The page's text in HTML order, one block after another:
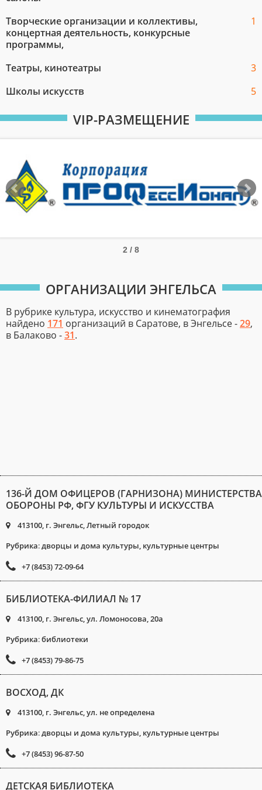
Творческие организации и коллективы,
концертная деятельность, конкурсные
программы,
1
Театры, кинотеатры
3
Школы искусств
5
VIP-РАЗМЕЩЕНИЕ
2 / 8
ОРГАНИЗАЦИИ ЭНГЕЛЬСА
В рубрике культура, искусство и кинематография
найдено 171 организаций в Саратове, в Энгельсе -29,
в Балаково -31.
136-Й ДОМ ОФИЦЕРОВ (ГАРНИЗОНА) МИНИСТЕРСТВА
ОБОРОНЫ РФ, ФГУ КУЛЬТУРЫ И ИСКУССТВА
413100, г. Энгельс, Летный городок
Рубрика:дворцы и дома культуры, культурные центры
+7 (8453) 72-09-64
БИБЛИОТЕКА-ФИЛИАЛ № 17
413100, г. Энгельс, ул. Ломоносова, 20а
Рубрика:библиотеки
+7 (8453) 79-86-75
ВОСХОД, ДК
413100, г. Энгельс, ул. не определена
Рубрика:дворцы и дома культуры, культурные центры
+7 (8453) 96-87-50
ДЕТСКАЯ БИБЛИОТЕКА